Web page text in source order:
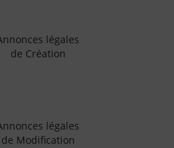
légales
de Création
légales
de Modification